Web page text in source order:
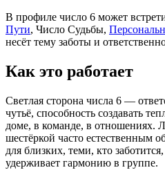
В профиле число 6 может
Пути, Число Судьбы,
несёт тему заботы и
Как это работает
Светлая сторона числа 6 —
чутьё, способность создавать
доме, в команде, в отношениях.
шестёркой часто естественным
для близких, теми, кто
удерживает гармонию в группе.